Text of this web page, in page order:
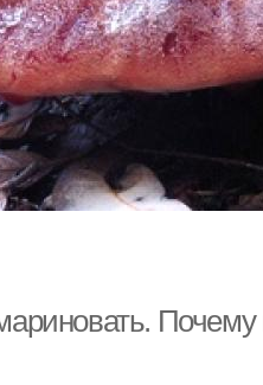
Почему